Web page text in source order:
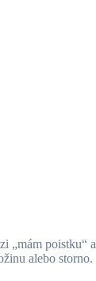
„mám poistku“ a
alebo storno.